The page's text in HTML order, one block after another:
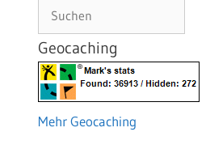
Geocaching
Mehr Geocaching